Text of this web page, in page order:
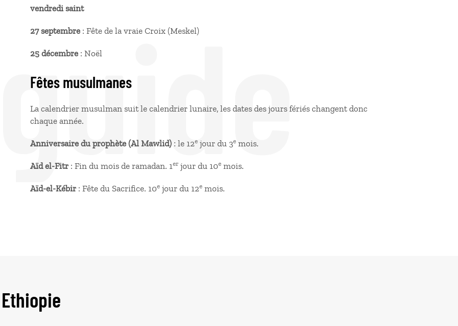
vendredi saint
27 septembre : Fête de la vraie Croix (Meskel)
25 décembre : Noël
Fêtes musulmanes
La calendrier musulman suit le calendrier lunaire, les dates des jours fériés changent donc
chaque année.
Anniversaire du prophète (Al Mawlid) : le 12e jour du 3e mois.
Aïd el-Fitr : Fin du mois de ramadan. 1er jour du 10e mois.
Aïd-el-Kébir : Fête du Sacrifice. 10e jour du 12e mois.